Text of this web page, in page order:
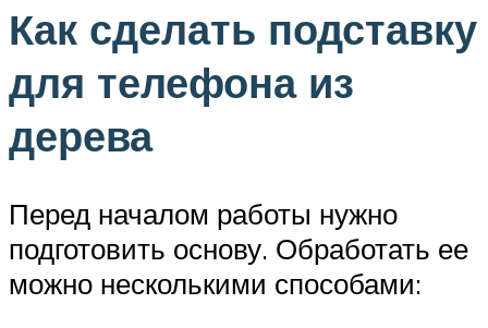
Как сделать подставку
для телефона из
дерева
Перед началом работы нужно
подготовить основу. Обработать ее
можно несколькими способами: